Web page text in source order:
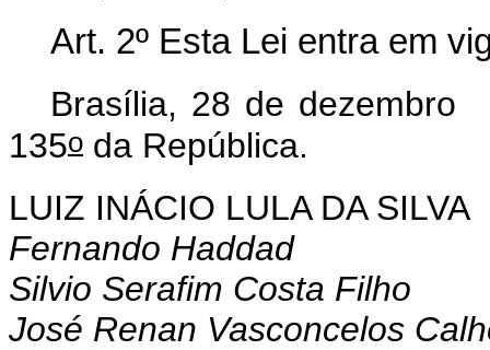
Art. 2º Esta Lei entra em
Brasília, 28 de
135o da República.
LUIZ INÁCIO LULA DA SILVA
Fernando Haddad
Silvio Serafim Costa Filho
José Renan Vasconcelos